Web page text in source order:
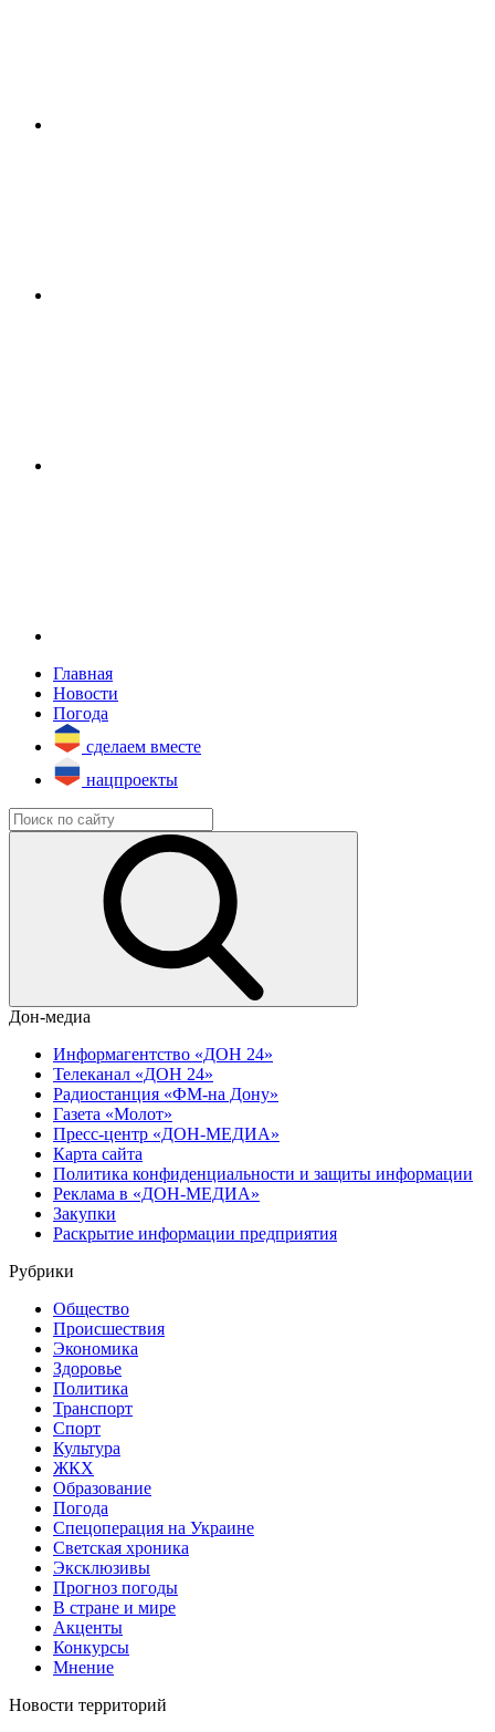
Главная
Новости
Погода
сделаем вместе
нацпроекты
Дон-медиа
Информагентство «ДОН 24»
Телеканал «ДОН 24»
Радиостанция «ФМ-на Дону»
Газета «Молот»
Пресс-центр «ДОН-МЕДИА»
Карта сайта
Политика конфиденциальности и защиты информации
Реклама в «ДОН-МЕДИА»
Закупки
Раскрытие информации предприятия
Рубрики
Общество
Происшествия
Экономика
Здоровье
Политика
Транспорт
Спорт
Культура
ЖКХ
Образование
Погода
Спецоперация на Украине
Светская хроника
Эксклюзивы
Прогноз погоды
В стране и мире
Акценты
Конкурсы
Мнение
Новости территорий